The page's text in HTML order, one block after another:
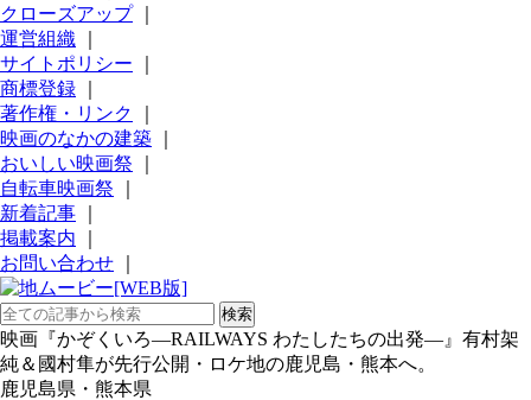
クローズアップ｜
運営組織
サイトポリシー
商標登録
著作権・リンク
映画のなかの建築
おいしい映画祭
自転車映画祭
新着記事
掲載案内
お問い合わせ
映画『かぞくいろ―RAILWAYS わたしたちの出発―』有村架
純＆國村隼が先行公開・ロケ地の鹿児島・熊本へ。
鹿児島県・熊本県